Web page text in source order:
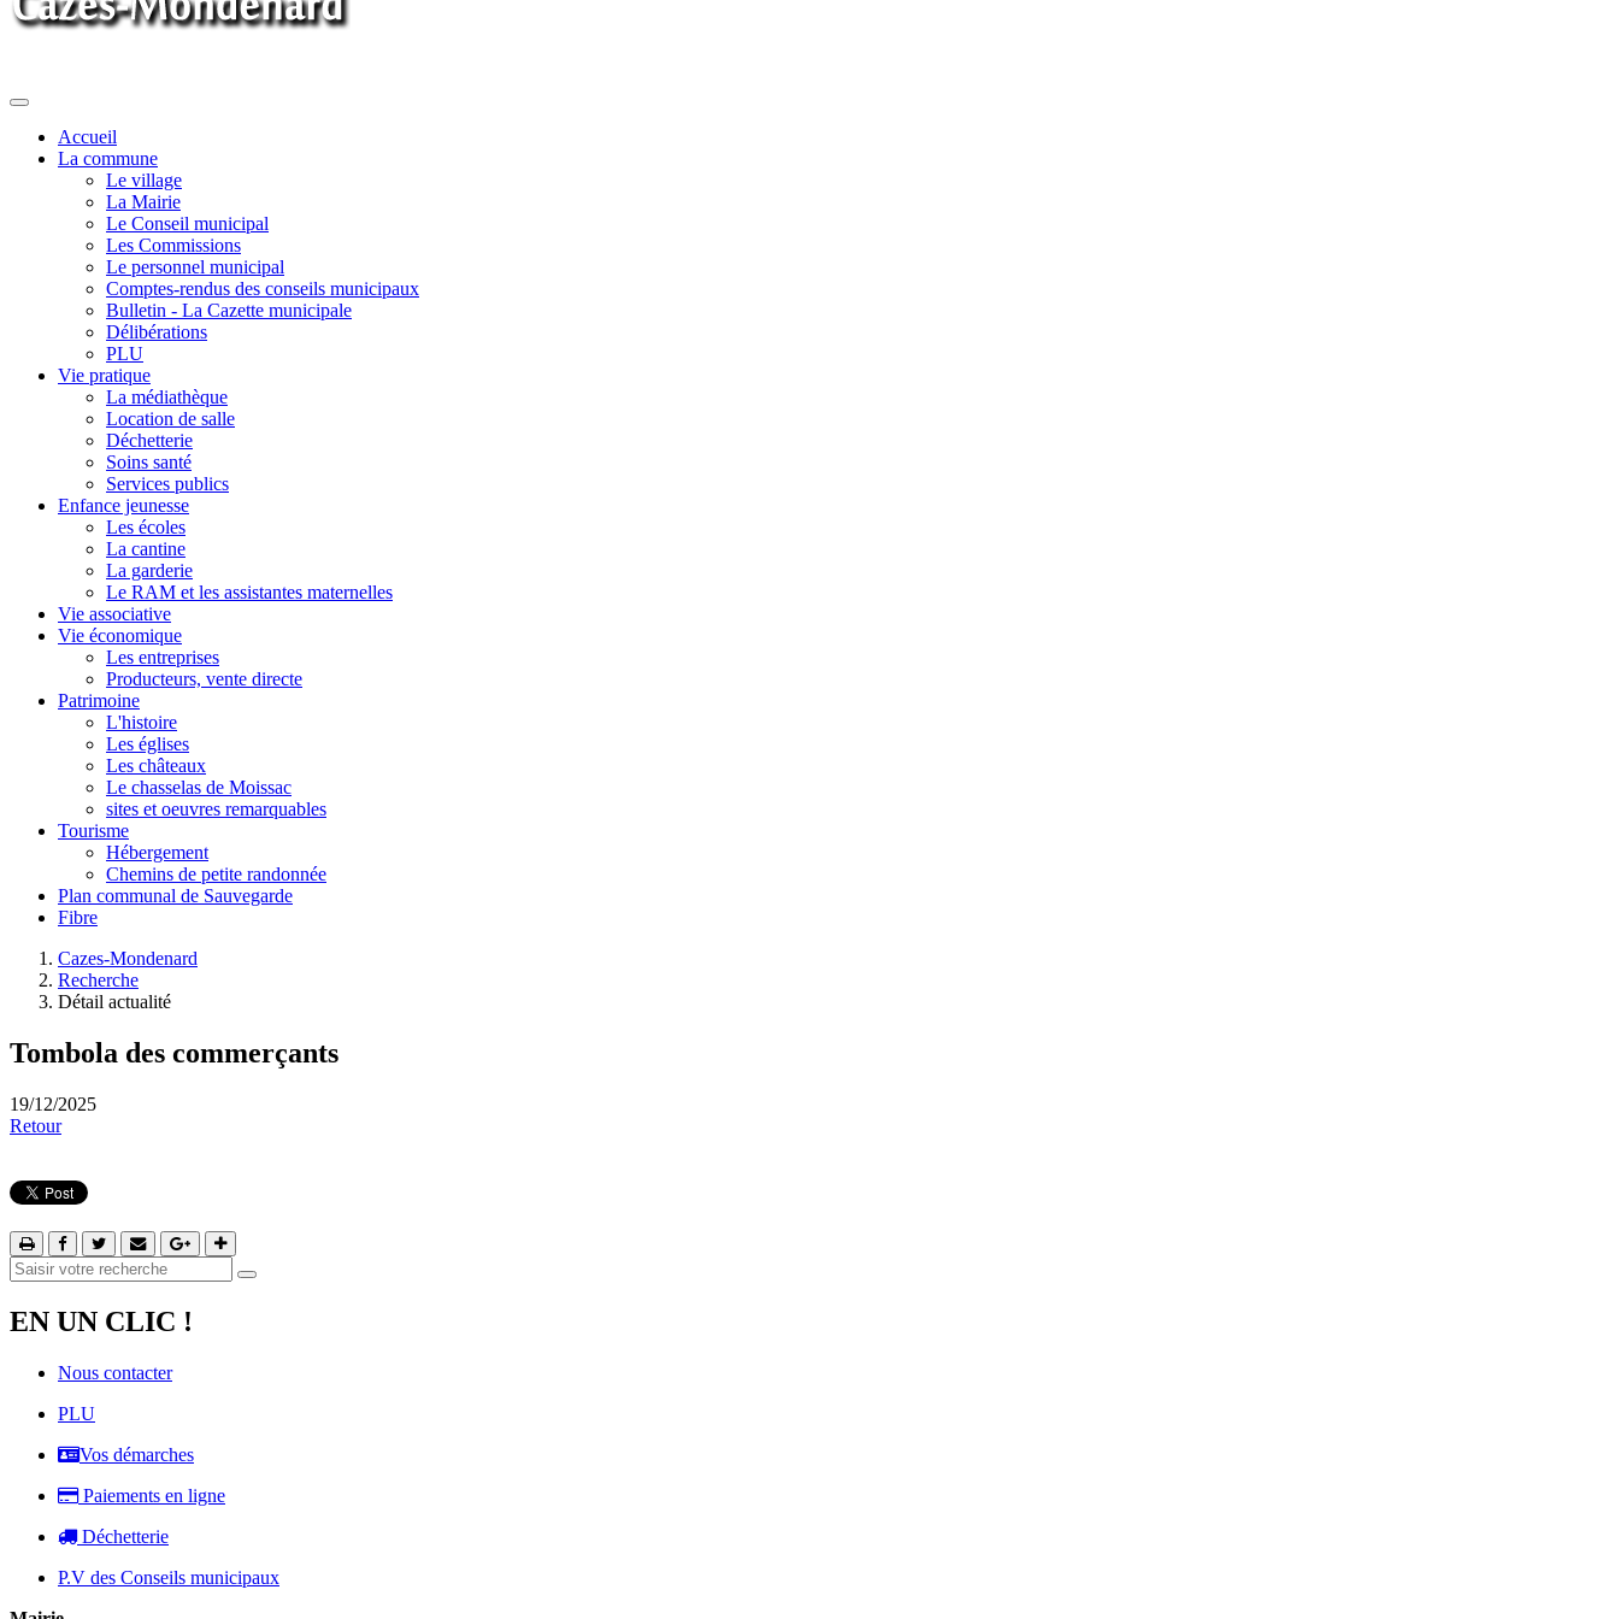
Toggle
navigationAccueil
La commune
Le village
La Mairie
Le Conseil municipal
Les Commissions
Le personnel municipal
Comptes-rendus des conseils municipaux
Bulletin - La Cazette municipale
Délibérations
PLU
Vie pratique
La médiathèque
Location de salle
Déchetterie
Soins santé
Services publics
Enfance jeunesse
Les écoles
La cantine
La garderie
Le RAM et les assistantes maternelles
Vie associative
Vie économique
Les entreprises
Producteurs, vente directe
Patrimoine
L'histoire
Les églises
Les châteaux
Le chasselas de Moissac
sites et oeuvres remarquables
Tourisme
Hébergement
Chemins de petite randonnée
Plan communal de Sauvegarde
Fibre
Cazes-Mondenard
Recherche
Détail actualité
Tombola des commerçants
19/12/2025
Retour
EN UN CLIC !
Nous contacter
PLU
Vos démarches
Paiements en ligne
Déchetterie
P.V des Conseils municipaux